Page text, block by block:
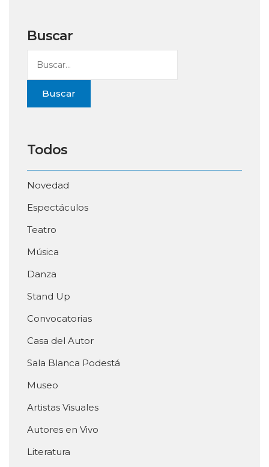
Buscar
Buscar
Todos
Novedad
Espectáculos
Teatro
Música
Danza
Stand Up
Convocatorias
Casa del Autor
Sala Blanca Podestá
Museo
Artistas Visuales
Autores en Vivo
Literatura